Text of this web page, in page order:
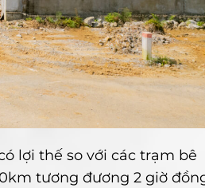
lợi thế so với các trạm bê
tương đương 2 giờ